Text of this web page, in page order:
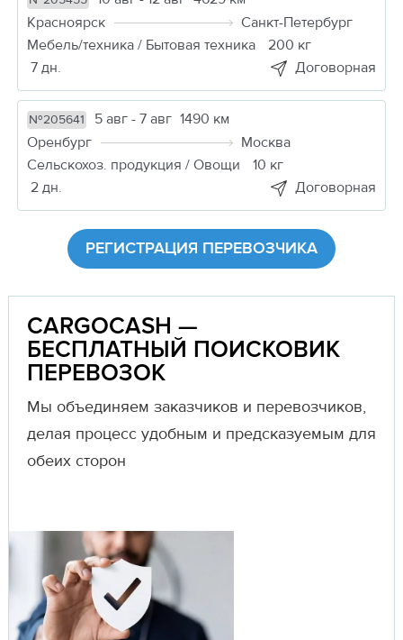
Красноярск
Санкт-Петербург
Мебель/техника / Бытовая техника
200 кг
7 дн.
Договорная
№205641 5 авг - 7 авг 1490 км
Оренбург
Москва
Сельскохоз. продукция / Овощи
10 кг
2 дн.
Договорная
РЕГИСТРАЦИЯ ПЕРЕВОЗЧИКА
CARGOCASH —
БЕСПЛАТНЫЙ ПОИСКОВИК
ПЕРЕВОЗОК
Мы объединяем заказчиков и перевозчиков,
делая процесс удобным и предсказуемым для
обеих сторон